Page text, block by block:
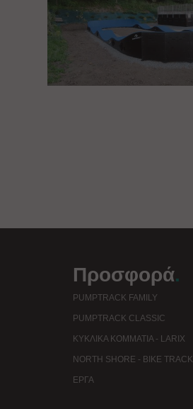
Προσφορά.
PUMPTRACK FAMILY
PUMPTRACK CLASSIC
ΚΥΚΛΙΚΆ ΚΟΜΜΆΤΙΑ - LARIX
NORTH SHORE - BIKE TRACK
EΡΓΑ